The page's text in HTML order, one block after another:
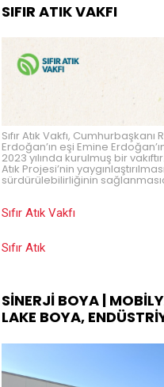
SIFIR ATIK VAKFI
Sıfır Atık Vakfı,
Erdoğan’ın eşi Emine
2023 yılında kurulmuş bir
Atık Projesi’nin
sürdürülebilirliğinin
Sıfır Atık Vakfı
Sıfır Atık
SINERJI BOYA |
LAKE BOYA,